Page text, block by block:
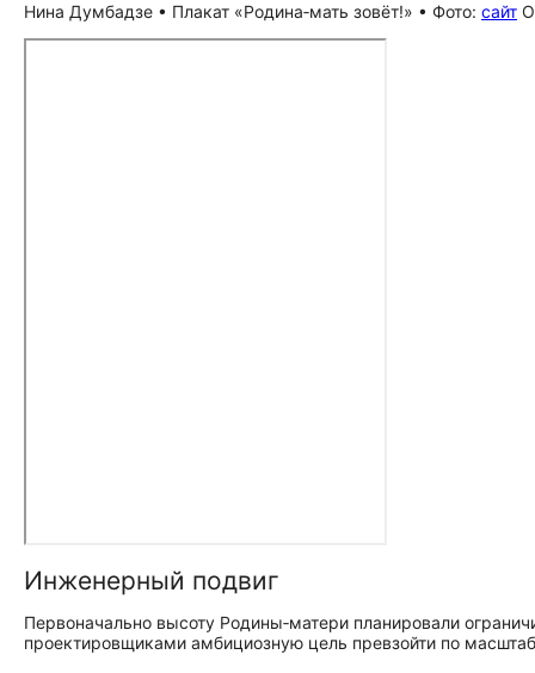
Нина Думбадзе • Плакат «Родина‑мать зовёт!» • Фото: сайт
Инженерный подвиг
Первоначально высоту Родины‑матери планировали
проектировщиками амбициозную цель превзойти по